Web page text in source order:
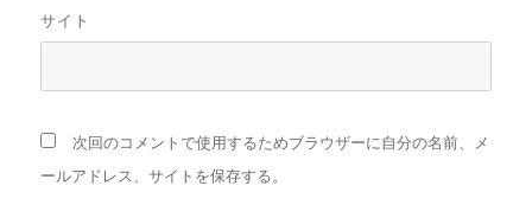
サイト
次回のコメントで使用するためブラウザーに自分の名前、メ
ールアドレス、サイトを保存する。